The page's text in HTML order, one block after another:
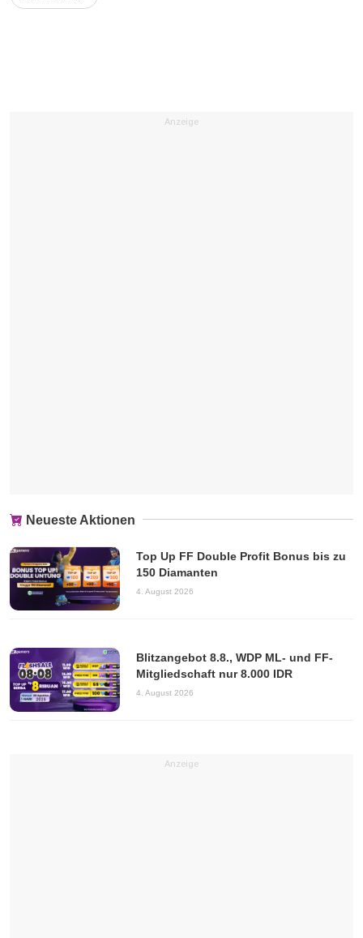
Anzeige
Neueste Aktionen
Top Up FF Double Profit Bonus bis zu
150 Diamanten
4. August 2026
Blitzangebot 8.8., WDP ML- und FF-
Mitgliedschaft nur 8.000 IDR
4. August 2026
Anzeige